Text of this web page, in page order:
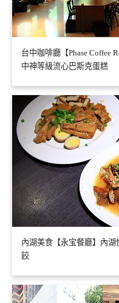
台中咖啡廳【Phase Coffee
中神等級流心巴斯克蛋糕
內湖美食【永宝餐廳】內
餃